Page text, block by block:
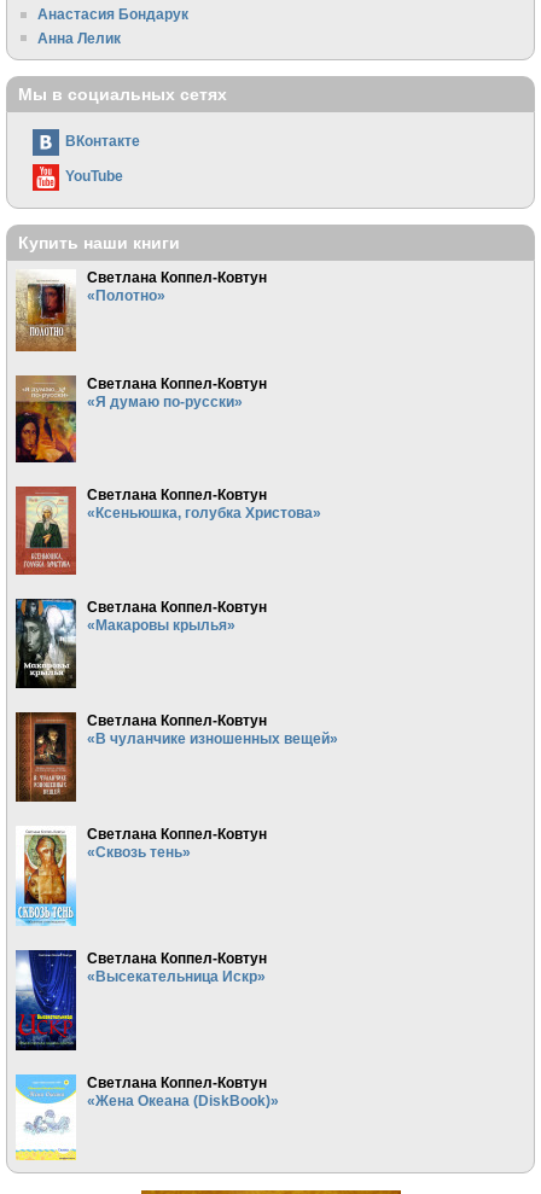
Анастасия Бондарук
Анна Лелик
Мы в социальных сетях
ВКонтакте
YouTube
Купить наши книги
Светлана Коппел-Ковтун
«Полотно»
Светлана Коппел-Ковтун
«Я думаю по-русски»
Светлана Коппел-Ковтун
«Ксеньюшка, голубка Христова»
Светлана Коппел-Ковтун
«Макаровы крылья»
Светлана Коппел-Ковтун
«В чуланчике изношенных вещей»
Светлана Коппел-Ковтун
«Сквозь тень»
Светлана Коппел-Ковтун
«Высекательница Искр»
Светлана Коппел-Ковтун
«Жена Океана (DiskBook)»